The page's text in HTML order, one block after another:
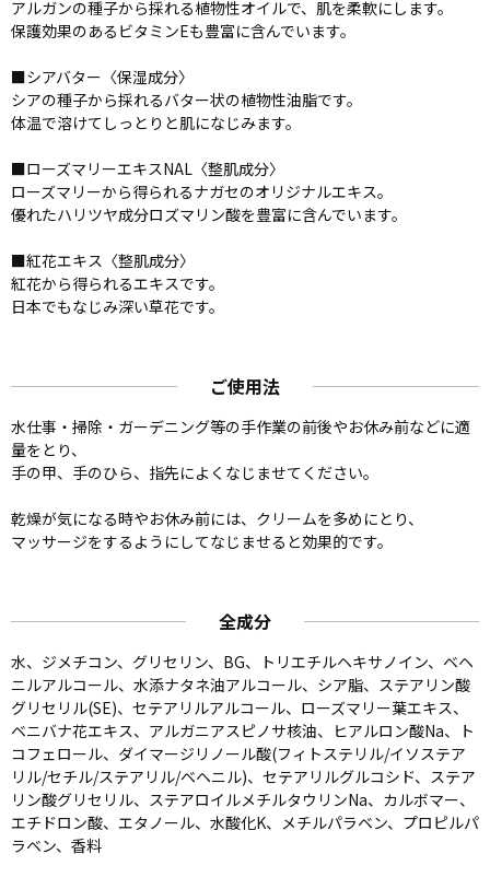
アルガンの種子から採れる植物性オイルで、肌を柔軟にします。
保護効果のあるビタミンEも豊富に含んでいます。
■シアバター〈保湿成分〉
シアの種子から採れるバター状の植物性油脂です。
体温で溶けてしっとりと肌になじみます。
■ローズマリーエキスNAL〈整肌成分〉
ローズマリーから得られるナガセのオリジナルエキス。
優れたハリツヤ成分ロズマリン酸を豊富に含んでいます。
■紅花エキス〈整肌成分〉
紅花から得られるエキスです。
日本でもなじみ深い草花です。
ご使用法
水仕事・掃除・ガーデニング等の手作業の前後やお休み前などに適
量をとり、
手の甲、手のひら、指先によくなじませてください。
乾燥が気になる時やお休み前には、クリームを多めにとり、
マッサージをするようにしてなじませると効果的です。
全成分
水、ジメチコン、グリセリン、BG、トリエチルヘキサノイン、ベヘ
ニルアルコール、水添ナタネ油アルコール、シア脂、ステアリン酸
グリセリル(SE)、セテアリルアルコール、ローズマリー葉エキス、
ベニバナ花エキス、アルガニアスピノサ核油、ヒアルロン酸Na、ト
コフェロール、ダイマージリノール酸(フィトステリル/イソステア
リル/セチル/ステアリル/ベヘニル)、セテアリルグルコシド、ステア
リン酸グリセリル、ステアロイルメチルタウリンNa、カルボマー、
エチドロン酸、エタノール、水酸化K、メチルパラベン、プロピルパ
ラベン、香料